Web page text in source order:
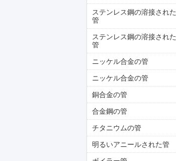
ステンレス鋼の溶接された
管
ステンレス鋼の溶接された
管
ニッケル合金の管
ニッケル合金の管
銅合金の管
合金鋼の管
チタニウムの管
明るいアニールされた管